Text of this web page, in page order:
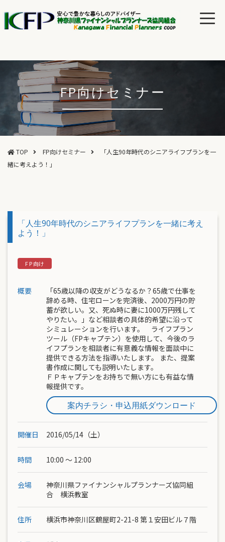
FP向けセミナー
TOP FP向けセミナー
「人生90年時代のシニアライフプランを一
緒に考えよう！」
「人生90年時代のシニアライフプランを一緒に考え
よう！」
概要
「65歳以降の収支がどうなるか？65歳で仕事を
辞める時、住宅ローンを完済後、2000万円の貯
蓄が欲しい。又、死ぬ時に妻に1000万円残して
やりたい。」など相談者の具体的希望に沿って
シミュレーションを行います。 ライフプラン
ツール（FPキャプテン）を使用して、今後のラ
イフプランを相談者に有意義な情報を面談中に
提供できる方法を指導いたします。 また、提案
書作成に関しても説明いたします。
ＦＰキャプテンをお持ちで無い方にも有益な情
報提供です。
案内チラシ・申込用紙ダウンロード
開催日 2016/05/14（土）
時間 10:00 ～ 12:00
会場
神奈川県ファイナンシャルプランナーズ協同組
合 横浜教室
住所 横浜市神奈川区鶴屋町2-21-8 第１安田ビル７階